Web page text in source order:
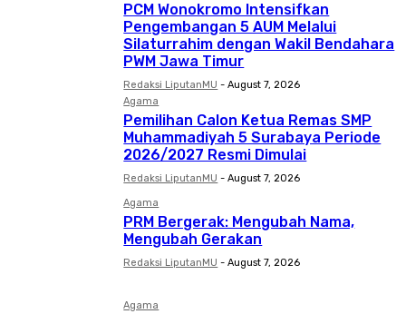
PCM Wonokromo Intensifkan
Pengembangan 5 AUM Melalui
Silaturrahim dengan Wakil Bendahara
PWM Jawa Timur
Redaksi LiputanMU - August 7, 2026
Agama
Pemilihan Calon Ketua Remas SMP
Muhammadiyah 5 Surabaya Periode
2026/2027 Resmi Dimulai
Redaksi LiputanMU - August 7, 2026
Agama
PRM Bergerak: Mengubah Nama,
Mengubah Gerakan
Redaksi LiputanMU - August 7, 2026
Agama